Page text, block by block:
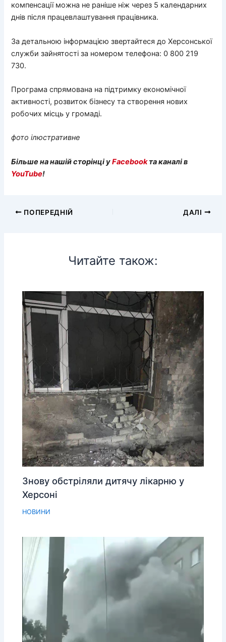
компенсації можна не раніше ніж через 5 календарних
днів після працевлаштування працівника.
За детальною інформацією звертайтеся до Херсонської
служби зайнятості за номером телефона: 0 800 219
730.
Програма спрямована на підтримку економічної
активності, розвиток бізнесу та створення нових
робочих місць у громаді.
фото ілюстративне
Більше на нашій сторінці уFacebookта каналі в
YouTube!
ПОПЕРЕДНІЙ ДАЛІ
Читайте також:
Знову обстріляли дитячу лікарню у
Херсоні
НОВИНИ